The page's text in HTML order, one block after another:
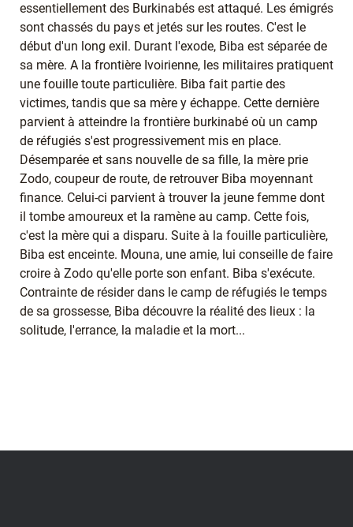
essentiellement des Burkinabés est attaqué. Les émigrés
sont chassés du pays et jetés sur les routes. C'est le
début d'un long exil. Durant l'exode, Biba est séparée de
sa mère. A la frontière Ivoirienne, les militaires pratiquent
une fouille toute particulière. Biba fait partie des
victimes, tandis que sa mère y échappe. Cette dernière
parvient à atteindre la frontière burkinabé où un camp
de réfugiés s'est progressivement mis en place.
Désemparée et sans nouvelle de sa fille, la mère prie
Zodo, coupeur de route, de retrouver Biba moyennant
finance. Celui-ci parvient à trouver la jeune femme dont
il tombe amoureux et la ramène au camp. Cette fois,
c'est la mère qui a disparu. Suite à la fouille particulière,
Biba est enceinte. Mouna, une amie, lui conseille de faire
croire à Zodo qu'elle porte son enfant. Biba s'exécute.
Contrainte de résider dans le camp de réfugiés le temps
de sa grossesse, Biba découvre la réalité des lieux : la
solitude, l'errance, la maladie et la mort...